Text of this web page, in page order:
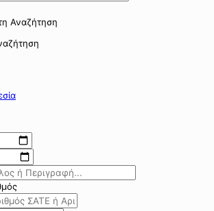
Αναζήτηση